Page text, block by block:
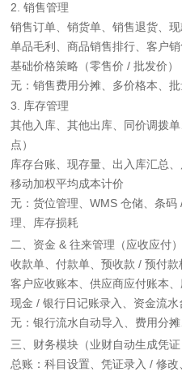
2. 销售管理
销售订单、销货单、销售退货、
单品毛利、商品销售排行、客户
基础价格策略（零售价 / 批发价）
无：销售费用分摊、多价格本、
3. 库存管理
其他入库、其他出库、同价调拨
点）
库存台账、现存量、出入库汇总
移动加权平均成本计价
无：货位管理、WMS 仓储、条
理、库存损耗
二、资金 & 往来管理（应收应付）
收款单、付款单、预收款 / 预付款
客户应收账本、供应商应付账本
现金 / 银行日记账录入、资金流水
无：银行流水自动导入、费用分
三、财务模块（业财自动生成凭证
总账：科目设置、凭证录入 / 修